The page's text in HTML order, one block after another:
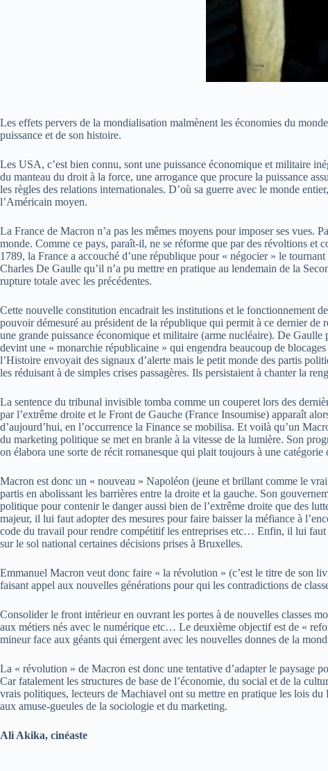
Les effets pervers de la mondialisation malmènent les économies du
puissance et de son histoire.
Les USA, c’est bien connu, sont une puissance économique et militaire
du manteau du droit à la force, une arrogance que procure la puissance
les règles des relations internationales. D’où sa guerre avec le monde
l’Américain moyen.
La France de Macron n’a pas les mêmes moyens pour imposer ses vues.
monde. Comme ce pays, paraît-il, ne se réforme que par des révoltions
1789, la France a accouché d’une république pour « négocier » le
Charles De Gaulle qu’il n’a pu mettre en pratique au lendemain de la
rupture totale avec les précédentes.
Cette nouvelle constitution encadrait les institutions et le fonctionnement
pouvoir démesuré au président de la république qui permit à ce dernier
une grande puissance économique et militaire (arme nucléaire). De
devint une « monarchie républicaine » qui engendra beaucoup de
l’Histoire envoyait des signaux d’alerte mais le petit monde des partis
les réduisant à de simples crises passagères. Ils persistaient à chanter la
La sentence du tribunal invisible tomba comme un couperet lors des
par l’extrême droite et le Front de Gauche (France Insoumise) apparaît
d’aujourd’hui, en l’occurrence la Finance se mobilisa. Et voilà qu’un
du marketing politique se met en branle à la vitesse de la lumière. Son
on élabora une sorte de récit romanesque qui plait toujours à une
Macron est donc un « nouveau » Napoléon (jeune et brillant comme le
partis en abolissant les barrières entre la droite et la gauche. Son
politique pour contenir le danger aussi bien de l’extrême droite que des
majeur, il lui faut adopter des mesures pour faire baisser la méfiance à
code du travail pour rendre compétitif les entreprises etc… Enfin, il lui faut
sur le sol national certaines décisions prises à Bruxelles.
Emmanuel Macron veut donc faire « la révolution » (c’est le titre de son
faisant appel aux nouvelles générations pour qui les contradictions de
Consolider le front intérieur en ouvrant les portes à de nouvelles classes
aux métiers nés avec le numérique etc… Le deuxième objectif est de «
mineur face aux géants qui émergent avec les nouvelles donnes de la
La « révolution » de Macron est donc une tentative d’adapter le paysage
Car fatalement les structures de base de l’économie, du social et de la
vrais politiques, lecteurs de Machiavel ont su mettre en pratique les lois
aux amuse-gueules de la sociologie et du marketing.
Ali Akika, cinéaste